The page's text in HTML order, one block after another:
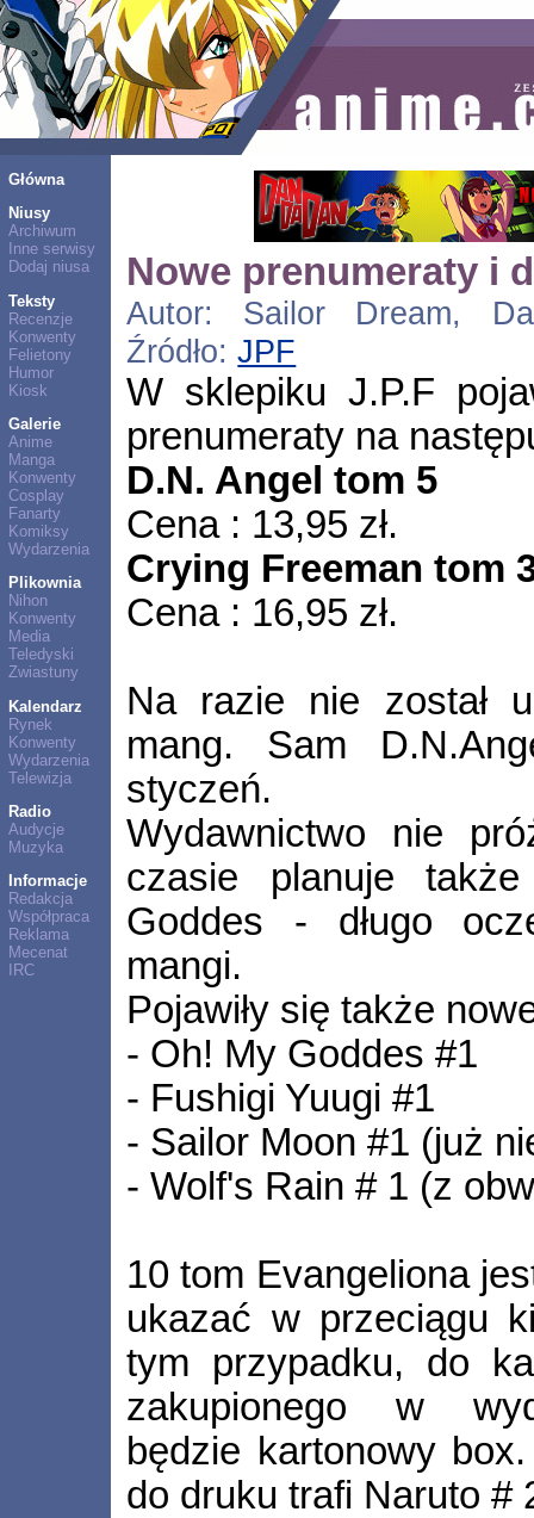
Główna
Niusy
Archiwum
Inne serwisy
Dodaj niusa
Teksty
Recenzje
Konwenty
Felietony
Humor
Kiosk
Galerie
Anime
Manga
Konwenty
Cosplay
Fanarty
Komiksy
Wydarzenia
Plikownia
Nihon
Konwenty
Media
Teledyski
Zwiastuny
Kalendarz
Rynek
Konwenty
Wydarzenia
Telewizja
Radio
Audycje
Muzyka
Informacje
Redakcja
Współpraca
Reklama
Mecenat
IRC
Nowe prenumeraty i
Autor: Sailor Dream,
Źródło:JPF
W sklepiku J.P.F
prenumeraty na
D.N. Angel tom 5
Cena : 13,95 zł.
Crying Freeman tom
Cena : 16,95 zł.
Na razie nie został
mang. Sam
styczeń.
Wydawnictwo nie
czasie planuje
Goddes - długo
mangi.
Pojawiły się także
- Oh! My Goddes #1
- Fushigi Yuugi #1
- Sailor Moon #1 (już
- Wolf's Rain # 1 (z
10 tom Evangeliona
ukazać w przeciągu
tym przypadku, do
zakupionego w
będzie kartonowy
do druku trafi Naruto #